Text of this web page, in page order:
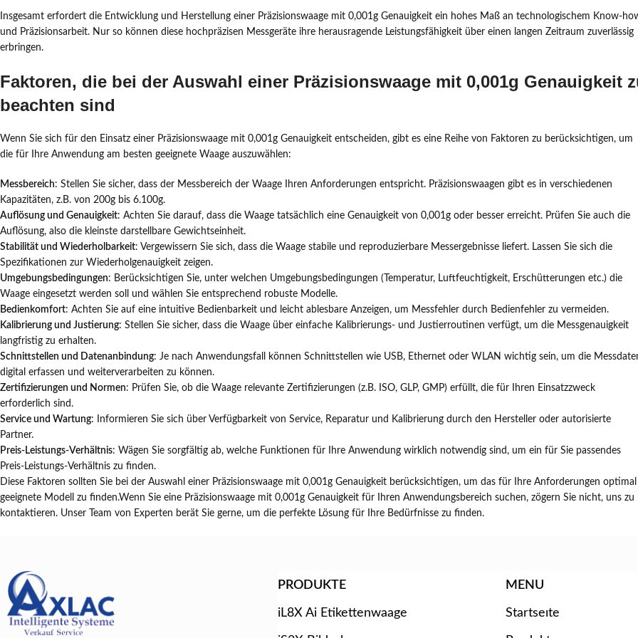
Insgesamt erfordert die Entwicklung und Herstellung einer Präzisionswaage mit 0,001g Genauigkeit ein hohes Maß an technologischem Know-
und Präzisionsarbeit. Nur so können diese hochpräzisen Messgeräte ihre herausragende Leistungsfähigkeit über einen langen Zeitraum zuverlässig
erbringen.
Faktoren, die bei der Auswahl einer Präzisionswaage mit 0,001g Genauigkeit
beachten sind
Wenn Sie sich für den Einsatz einer Präzisionswaage mit 0,001g Genauigkeit entscheiden, gibt es eine Reihe von Faktoren zu berücksichtigen, um
die für Ihre Anwendung am besten geeignete Waage auszuwählen:
Messbereich: Stellen Sie sicher, dass der Messbereich der Waage Ihren Anforderungen entspricht. Präzisionswaagen gibt es in verschiedenen
Kapazitäten, z.B. von 200g bis 6.100g.
Auflösung und Genauigkeit: Achten Sie darauf, dass die Waage tatsächlich eine Genauigkeit von 0,001g oder besser erreicht. Prüfen Sie auch die
Auflösung, also die kleinste darstellbare Gewichtseinheit.
Stabilität und Wiederholbarkeit: Vergewissern Sie sich, dass die Waage stabile und reproduzierbare Messergebnisse liefert. Lassen Sie sich die
Spezifikationen zur Wiederholgenauigkeit zeigen.
Umgebungsbedingungen: Berücksichtigen Sie, unter welchen Umgebungsbedingungen (Temperatur, Luftfeuchtigkeit, Erschütterungen etc.) die
Waage eingesetzt werden soll und wählen Sie entsprechend robuste Modelle.
Bedienkomfort: Achten Sie auf eine intuitive Bedienbarkeit und leicht ablesbare Anzeigen, um Messfehler durch Bedienfehler zu vermeiden.
Kalibrierung und Justierung: Stellen Sie sicher, dass die Waage über einfache Kalibrierungs- und Justierroutinen verfügt, um die Messgenauigkeit
langfristig zu erhalten.
Schnittstellen und Datenanbindung: Je nach Anwendungsfall können Schnittstellen wie USB, Ethernet oder WLAN wichtig sein, um die
digital erfassen und weiterverarbeiten zu können.
Zertifizierungen und Normen: Prüfen Sie, ob die Waage relevante Zertifizierungen (z.B. ISO, GLP, GMP) erfüllt, die für Ihren Einsatzzweck
erforderlich sind.
Service und Wartung: Informieren Sie sich über Verfügbarkeit von Service, Reparatur und Kalibrierung durch den Hersteller oder autorisierte
Partner.
Preis-Leistungs-Verhältnis: Wägen Sie sorgfältig ab, welche Funktionen für Ihre Anwendung wirklich notwendig sind, um ein für Sie passendes
Preis-Leistungs-Verhältnis zu finden.
Diese Faktoren sollten Sie bei der Auswahl einer Präzisionswaage mit 0,001g Genauigkeit berücksichtigen, um das für Ihre Anforderungen optimal
geeignete Modell zu finden.Wenn Sie eine Präzisionswaage mit 0,001g Genauigkeit für Ihren Anwendungsbereich suchen, zögern Sie nicht, uns zu
kontaktieren. Unser Team von Experten berät Sie gerne, um die perfekte Lösung für Ihre Bedürfnisse zu finden.
PRODUKTE
iL8X Ai Etikettenwaage
MENU
Startseıte